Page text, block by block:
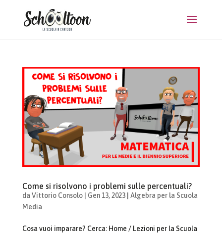
Come si risolvono i problemi sulle percentuali?
da Vittorio Consolo| Gen 13, 2023| Algebra per la Scuola
Media
Cosa vuoi imparare? Cerca: Home / Lezioni per la Scuola